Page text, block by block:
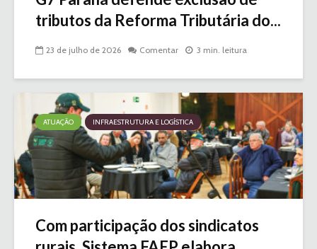
tributos da Reforma Tributária do...
23 de julho de 2026 Comentar 3 min. leitura
ATUAÇÃO INFRAESTRUTURA E LOGÍSTICA
Com participação dos sindicatos